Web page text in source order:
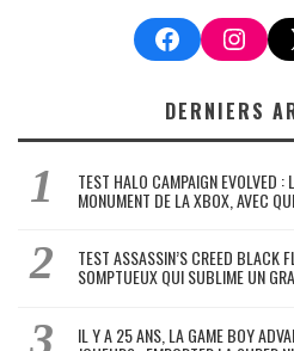
Facebook
DERNIERS
TEST HALO CAMPAIGN EVOLVED :
MONUMENT DE LA XBOX, AVEC
TEST ASSASSIN’S CREED BLACK
SOMPTUEUX QUI SUBLIME UN
IL Y A 25 ANS, LA GAME BOY